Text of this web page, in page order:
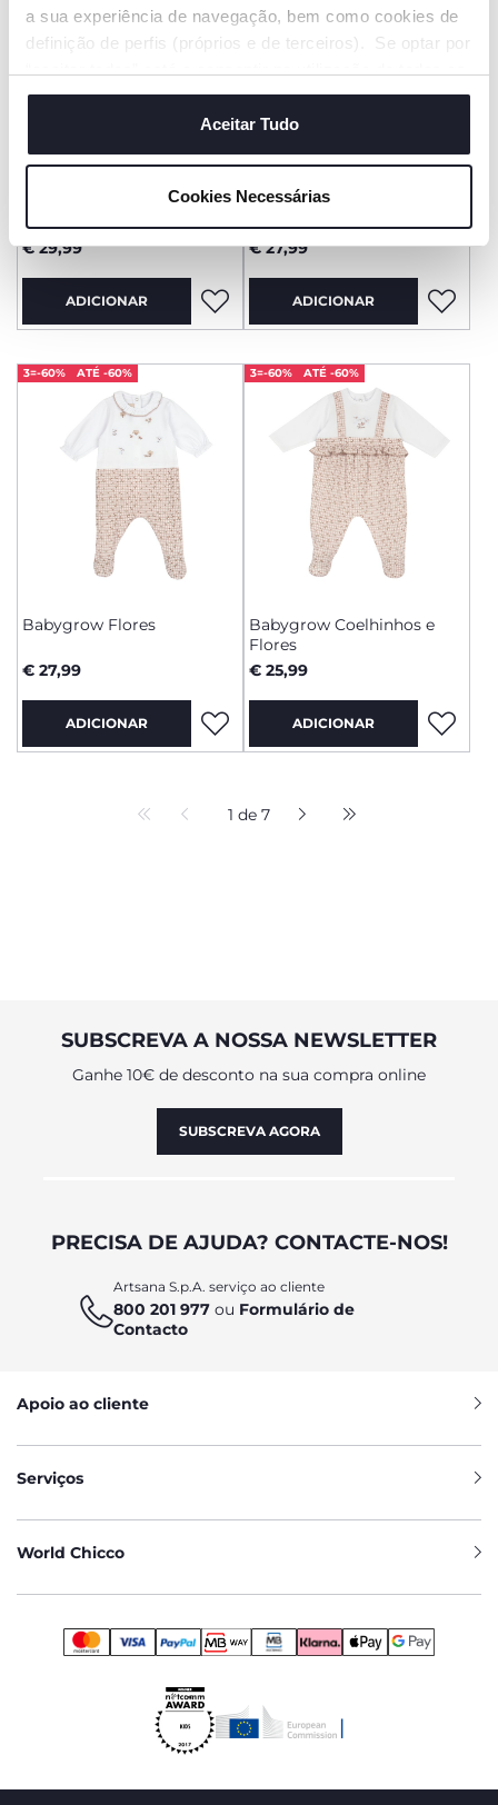
a sua experiência de navegação, bem como cookies de
definição de perfis (próprios e de terceiros). Se optar por
cookies. Se quiser saber mais, alterar ou revogar o
consentimento de todos ou de alguns cookies, clique em
"mostrar detalhes". Ao fechar este aviso, está a
são necessários e essenciais para garantir o
funcionamento desta página.
Aceitar Tudo
Cookies Necessárias
Babygrow Simples Branco
€ 29,99
ADICIONAR
Babygrow Quadradinhos e
Ursinhos
€ 27,99
ADICIONAR
3=-60% ATÉ -60%
Babygrow Flores
€ 27,99
ADICIONAR
3=-60% ATÉ -60%
Babygrow Coelhinhos e
Flores
€ 25,99
ADICIONAR
1 de 7
SUBSCREVA A NOSSA NEWSLETTER
Ganhe 10€ de desconto na sua compra online
SUBSCREVA AGORA
PRECISA DE AJUDA? CONTACTE-NOS!
Artsana S.p.A. serviço ao cliente
800 201 977 ou Formulário de
Contacto
Apoio ao cliente
Serviços
World Chicco